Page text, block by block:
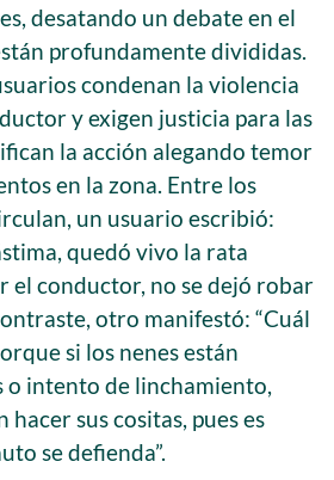
desatando un debate en el
profundamente divididas.
condenan la violencia
y exigen justicia para las
la acción alegando temor
en la zona. Entre los
un usuario escribió:
quedó vivo la rata
el conductor, no se dejó robar
otro manifestó: “Cuál
si los nenes están
o intento de linchamiento,
hacer sus cositas, pues es
se defienda”.